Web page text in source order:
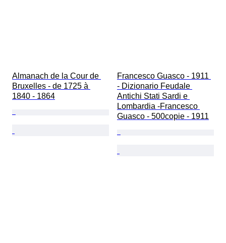
Almanach de la Cour de
Bruxelles - de 1725 à
1840 - 1864
Francesco Guasco - 1911
- Dizionario Feudale
Antichi Stati Sardi e
Lombardia -Francesco
Guasco - 500copie - 1911